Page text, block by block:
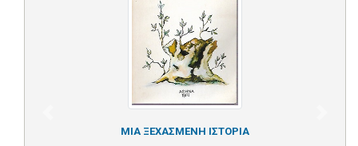
ΜΙΑ ΞΕΧΑΣΜΕΝΗ ΙΣΤΟΡΙΑ